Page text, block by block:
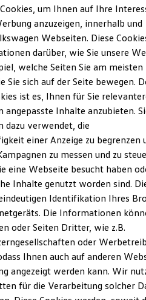
ID. Modelle
Winter
6
und Updates
zu Ihrem ID.
um Ihnen auf Ihre
anzuzeigen, innerhalb und
Webseiten. Diese
darüber, wie Sie unsere
welche Seiten Sie am meisten
Sie sich auf der Seite bewegen.
ist es, Ihnen für Sie
angepasste Inhalte anzubieten.
dazu verwendet, die
einer Anzeige zu begrenzen
zu messen und zu
eine Webseite besucht haben
Inhalte genutzt worden sind.
Identifikation Ihres
Die Informationen
oder Seiten Dritter, wie z.B.
oder
Ihnen auch auf anderen
angezeigt werden kann. Wir
für die Verarbeitung solcher